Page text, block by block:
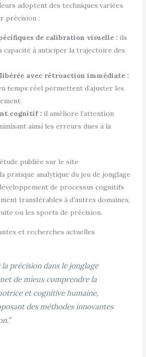
adoptent des techniques variées
précision :
de calibration visuelle : ils
capacité à anticiper la trajectoire des
avec rétroaction immédiate :
temps réel permettent d’ajuster les
cognitif : il améliore l’attention
ainsi les erreurs dues à la
publiée sur le site
analytique du jeu de jonglage
de processus cognitifs
transférables à d’autres domaines,
ou les sports de précision.
et recherches actuelles
la précision dans le jonglage
de mieux comprendre la
et cognitive humaine,
des méthodes innovantes